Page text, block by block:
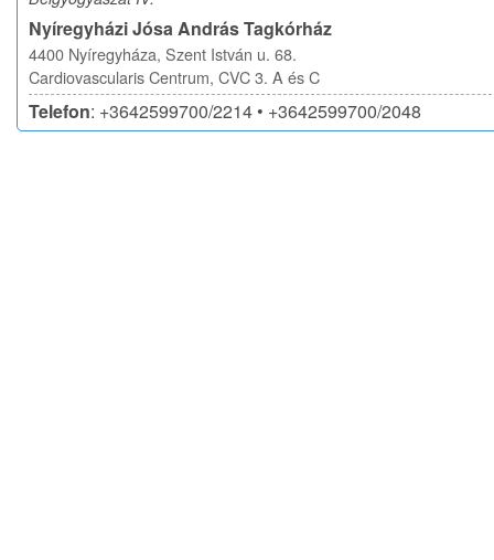
Nyíregyházi Jósa András Tagkórház
4400 Nyíregyháza, Szent István u. 68.
Cardiovascularis Centrum, CVC 3. A és C
Telefon: +3642599700/2214 • +3642599700/2048